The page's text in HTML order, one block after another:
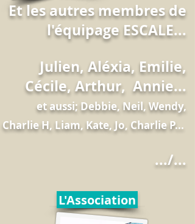
Et les autres membres de
l'équipage ESCALE...
Julien, Aléxia, Emilie,
Cécile, Arthur, Annie...
et aussi; Debbie, Neil, Wendy,
Charlie H, Liam, Kate, Jo, Charlie P...
.../...
L'Association